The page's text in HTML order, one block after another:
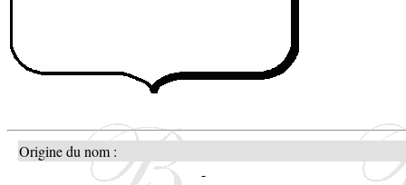
Origine du nom :
-